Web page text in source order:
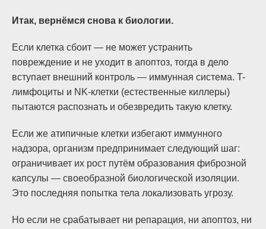
Итак, вернёмся снова к биологии.
Если клетка сбоит — не может устранить
повреждение и не уходит в апоптоз, тогда в дело
вступает внешний контроль — иммунная система. T-
лимфоциты и NK-клетки (естественные киллеры)
пытаются распознать и обезвредить такую клетку.
Если же атипичные клетки избегают иммунного
надзора, организм предпринимает следующий шаг:
ограничивает их рост путём образования фиброзной
капсулы — своеобразной биологической изоляции.
Это последняя попытка тела локализовать угрозу.
Но если не срабатывает ни репарация, ни апоптоз, ни